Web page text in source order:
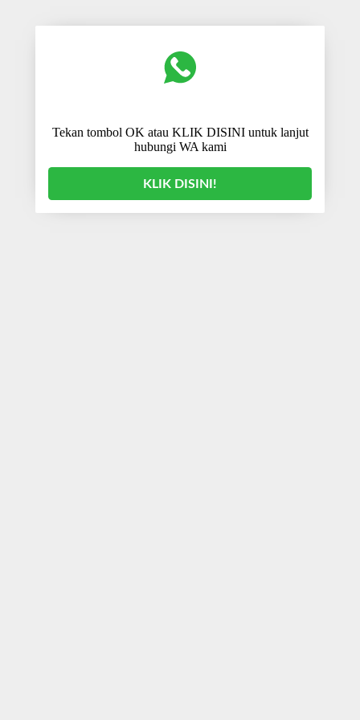
Tekan tombol OK atau KLIK DISINI untuk lanjut
hubungi WA kami
KLIK DISINI!